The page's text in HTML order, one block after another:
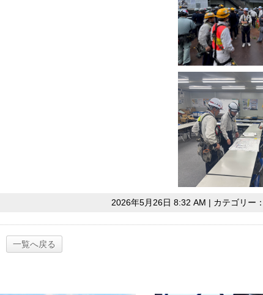
2026年5月26日 8:32 AM | カテゴリー：
一覧へ戻る